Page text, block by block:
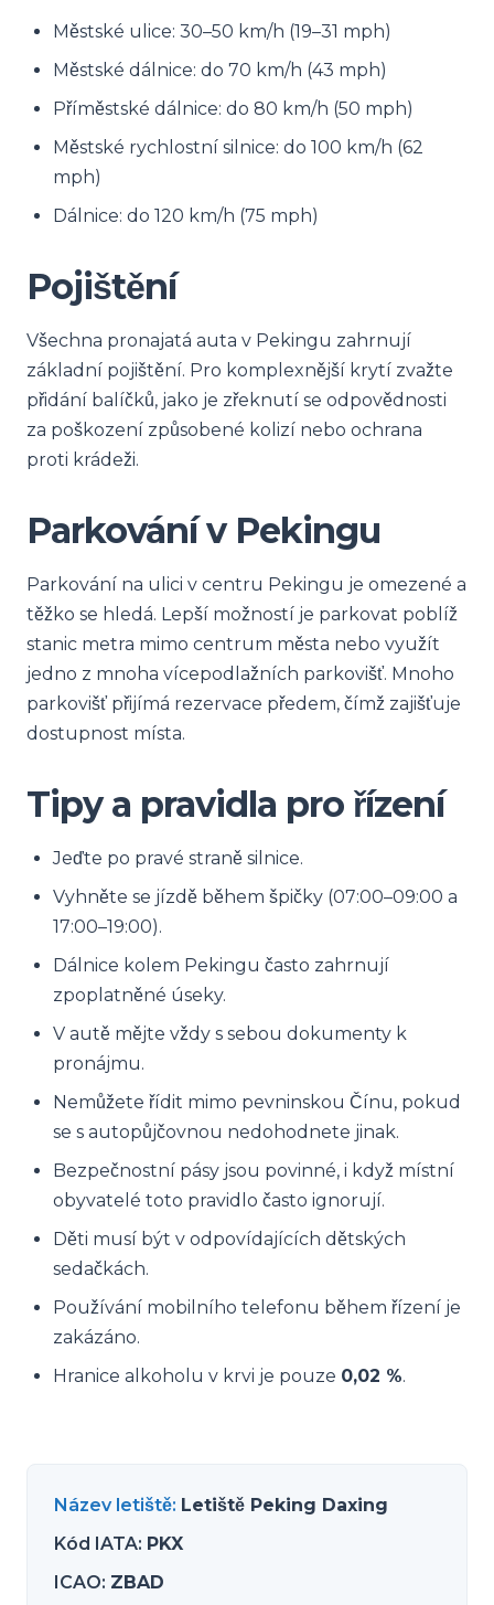
Městské ulice: 30–50 km/h (19–31 mph)
Městské dálnice: do 70 km/h (43 mph)
Příměstské dálnice: do 80 km/h (50 mph)
Městské rychlostní silnice: do 100 km/h (62
mph)
Dálnice: do 120 km/h (75 mph)
Pojištění
Všechna pronajatá auta v Pekingu zahrnují
základní pojištění. Pro komplexnější krytí zvažte
přidání balíčků, jako je zřeknutí se odpovědnosti
za poškození způsobené kolizí nebo ochrana
proti krádeži.
Parkování v Pekingu
Parkování na ulici v centru Pekingu je omezené a
těžko se hledá. Lepší možností je parkovat poblíž
stanic metra mimo centrum města nebo využít
jedno z mnoha vícepodlažních parkovišť. Mnoho
parkovišť přijímá rezervace předem, čímž zajišťuje
dostupnost místa.
Tipy a pravidla pro řízení
Jeďte po pravé straně silnice.
Vyhněte se jízdě během špičky (07:00–09:00 a
17:00–19:00).
Dálnice kolem Pekingu často zahrnují
zpoplatněné úseky.
V autě mějte vždy s sebou dokumenty k
pronájmu.
Nemůžete řídit mimo pevninskou Čínu, pokud
se s autopůjčovnou nedohodnete jinak.
Bezpečnostní pásy jsou povinné, i když místní
obyvatelé toto pravidlo často ignorují.
Děti musí být v odpovídajících dětských
sedačkách.
Používání mobilního telefonu během řízení je
zakázáno.
Hranice alkoholu v krvi je pouze 0,02 %.
Název letiště: Letiště Peking Daxing
Kód IATA: PKX
ICAO: ZBAD